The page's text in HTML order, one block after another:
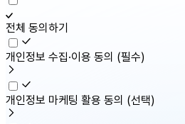
전체 동의하기
개인정보 수집·이용 동의 (필수)
개인정보 마케팅 활용 동의 (선택)